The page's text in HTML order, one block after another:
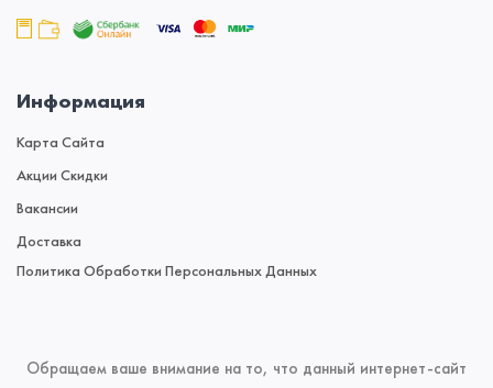
Информация
Карта Сайта
Акции Скидки
Вакансии
Доставка
Политика Обработки Персональных Данных
Обращаем ваше внимание на то, что данный интернет-сайт